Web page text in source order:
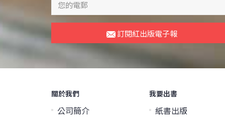
訂閱紅出版電子報
關於我們
公司簡介
我要出書
紙書出版